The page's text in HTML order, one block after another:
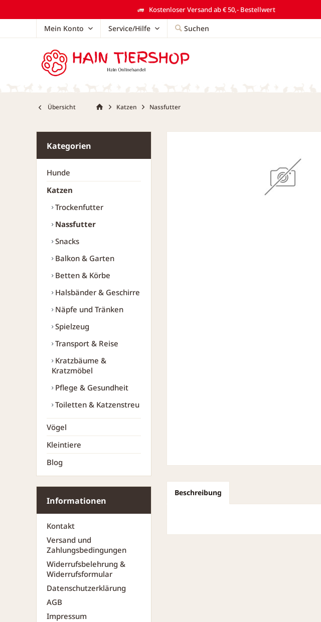
Kostenloser Versand ab € 50,- Bestellwert
Mein Konto Service/Hilfe Suchen
Übersicht Katzen Nassfutter
Kategorien
Hunde
Katzen
Trockenfutter
Nassfutter
Snacks
Balkon & Garten
Betten & Körbe
Halsbänder & Geschirre
Näpfe und Tränken
Spielzeug
Transport & Reise
Kratzbäume &
Kratzmöbel
Pflege & Gesundheit
Toiletten & Katzenstreu
Vögel
Kleintiere
Blog
Informationen
Kontakt
Versand und
Zahlungsbedingungen
Widerrufsbelehrung &
Widerrufsformular
Datenschutzerklärung
AGB
Impressum
Beschreibung